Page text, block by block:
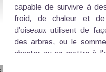
capable de survivre à
froid, de chaleur et de
d’oiseaux utilisent de
des arbres, ou le
chanter ou se mettre à
d’engrais à ce lichen qui